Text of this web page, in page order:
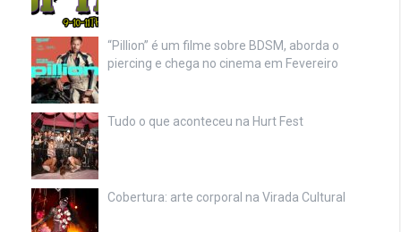
“Pillion” é um filme sobre BDSM, aborda o
piercing e chega no cinema em Fevereiro
Tudo o que aconteceu na Hurt Fest
Cobertura: arte corporal na Virada Cultural